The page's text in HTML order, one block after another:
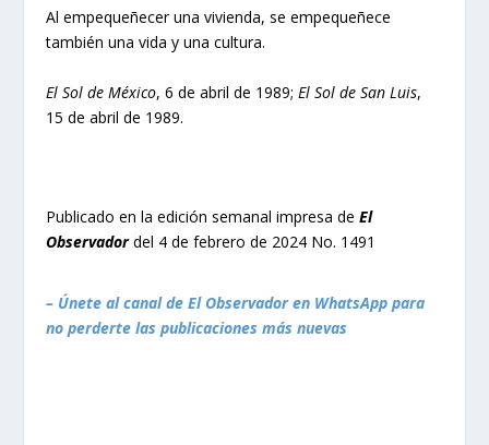
Al empequeñecer una vivienda, se empequeñece
también una vida y una cultura.
El Sol de México, 6 de abril de 1989; El Sol de San Luis,
15 de abril de 1989.
Publicado en la edición semanal impresa deEl
Observadordel 4 de febrero de 2024 No. 1491
– Únete al canal de El Observador en WhatsApp para
no perderte las publicaciones más nuevas